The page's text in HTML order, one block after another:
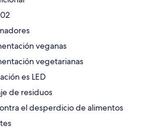
veganas
vegetarianas
es LED
de residuos
el desperdicio de alimentos